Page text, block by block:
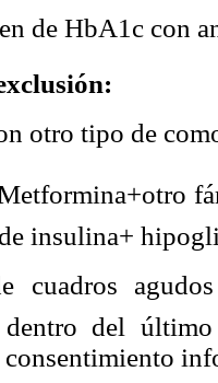
de HbA1c con
otro tipo de
Metformina+otro
insulina+
de cuadros
dentro del